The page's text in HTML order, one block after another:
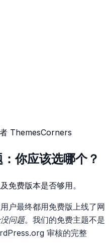
ThemesCorners
你应该选哪个？
免费版本是否够用。
户最终都用免费版上线了网
问题。我们的免费主题不是
审核的完整